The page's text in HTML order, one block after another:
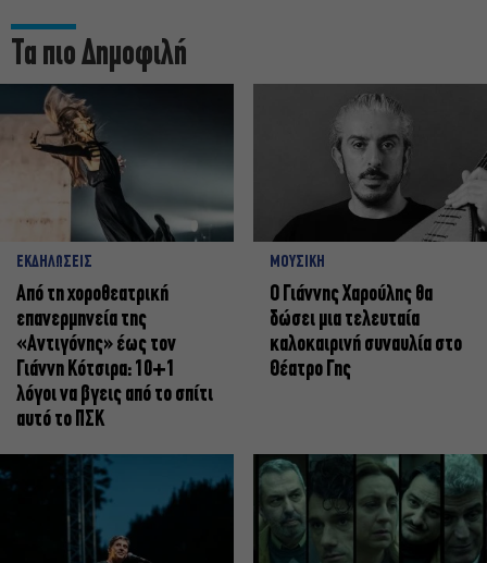
Τα πιο Δημοφιλή
ΕΚΔΗΛΩΣΕΙΣ
Από τη χοροθεατρική
επανερμηνεία της
«Αντιγόνης» έως τον
Γιάννη Κότσιρα: 10+1
λόγοι να βγεις από το σπίτι
αυτό το ΠΣΚ
ΜΟΥΣΙΚΗ
Ο Γιάννης Χαρούλης θα
δώσει μια τελευταία
καλοκαιρινή συναυλία στο
Θέατρο Γης